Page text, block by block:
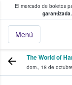
El mercado de boletos
garantizada.
Menú
fans
The World of
dom., 18 de